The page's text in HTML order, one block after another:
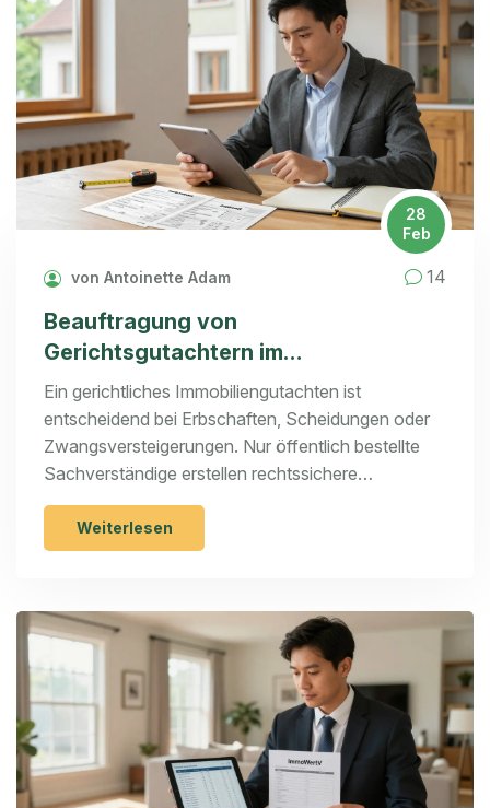
28
Feb
von Antoinette Adam 14
Beauftragung von
Gerichtsgutachtern im
Immobilienverfahren: Ablauf, Kosten
und rechtliche Grundlagen
Ein gerichtliches Immobiliengutachten ist
entscheidend bei Erbschaften, Scheidungen oder
Zwangsversteigerungen. Nur öffentlich bestellte
Sachverständige erstellen rechtssichere
Verkehrswertgutachten - mit klarem Ablauf,
spezifischen Bewertungsverfahren und hohen
Kosten. Erfahren Sie, wie der Prozess funktioniert
Weiterlesen